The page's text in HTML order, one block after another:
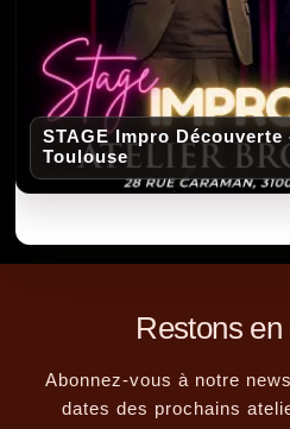
STAGE Impro
Toulouse
Restons en
Abonnez-vous à notre
dates des prochains